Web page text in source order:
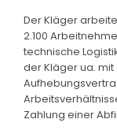
Der Kläger
2.100
technische
der Kläger ua. mit
Zahlung einer